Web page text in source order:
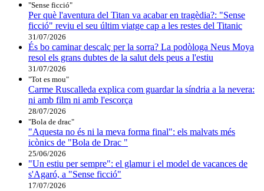
"Sense ficció"
Per què l'aventura del Titan va acabar en tragèdia?: "Sense
ficció" reviu el seu últim viatge cap a les restes del Titanic
31/07/2026
És bo caminar descalç per la sorra? La podòloga Neus Moya
resol els grans dubtes de la salut dels peus a l'estiu
31/07/2026
"Tot es mou"
Carme Ruscalleda explica com guardar la síndria a la nevera:
ni amb film ni amb l'escorça
28/07/2026
"Bola de drac"
"Aquesta no és ni la meva forma final": els malvats més
icònics de "Bola de Drac "
25/06/2026
"Un estiu per sempre": el glamur i el model de vacances de
s'Agaró, a "Sense ficció"
17/07/2026